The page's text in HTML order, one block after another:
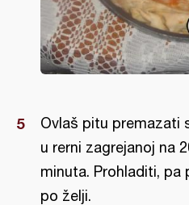
Ovlaš pitu premazati
u rerni zagrejanoj na
minuta. Prohladiti, pa
po želji.